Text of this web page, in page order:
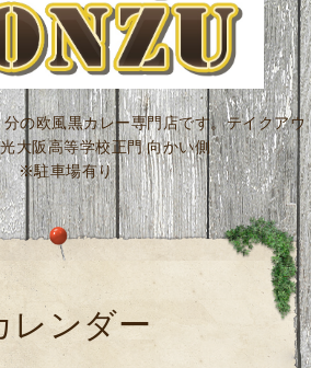
の欧風黒カレー専門店です。テイクアウ
大阪高等学校正門 向かい側
※駐車場有り
レンダー